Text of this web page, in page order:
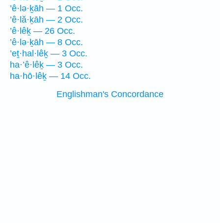
’ê·lə·ḵāh — 1 Occ.
’ê·lă·ḵāh — 2 Occ.
’ê·lêḵ — 26 Occ.
’ê·lə·ḵāh — 8 Occ.
’eṯ·hal·lêḵ — 3 Occ.
ha·’ê·lêḵ — 3 Occ.
ha·hō·lêḵ — 14 Occ.
Englishman's Concordance